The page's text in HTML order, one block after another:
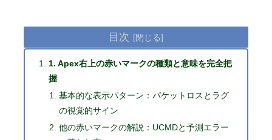
目次
1. Apex右上の赤いマークの種類と意味を完全把
握
基本的な表示パターン：パケットロスとラグ
の視覚的サイン
他の赤いマークの解説：UCMDと予測エラー